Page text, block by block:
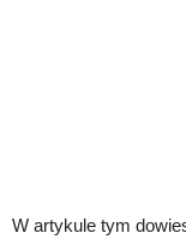
W artykule tym